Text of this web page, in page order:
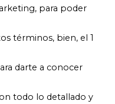
para poder
términos, bien, el 1
darte a conocer
todo lo detallado y